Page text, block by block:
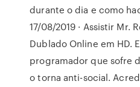
durante o dia e como
17/08/2019 · Assistir Mr.
Dublado Online em HD.
programador que sofre
o torna anti-social.